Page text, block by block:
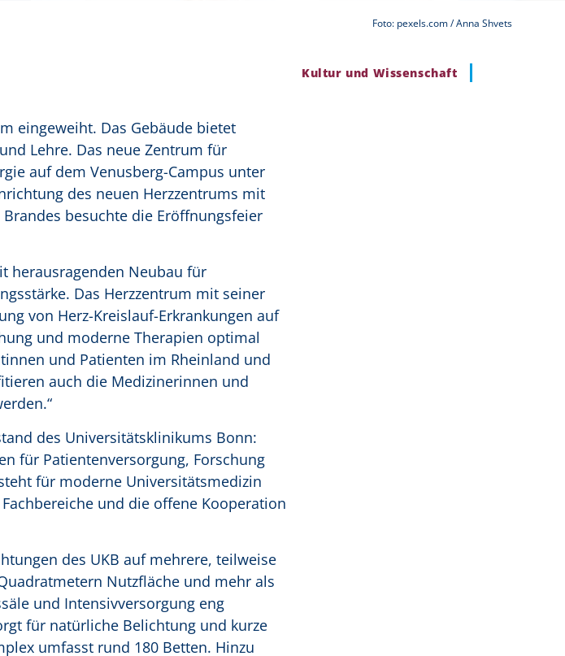
Foto: pexels.com / Anna Shvets
Kultur und Wissenschaft
eingeweiht. Das Gebäude bietet
Lehre. Das neue Zentrum für
auf dem Venusberg-Campus unter
des neuen Herzzentrums mit
besuchte die Eröffnungsfeier
herausragenden Neubau für
Das Herzzentrum mit seiner
von Herz-Kreislauf-Erkrankungen auf
und moderne Therapien optimal
und Patienten im Rheinland und
auch die Medizinerinnen und
des Universitätsklinikums Bonn:
für Patientenversorgung, Forschung
für moderne Universitätsmedizin
und die offene Kooperation
des UKB auf mehrere, teilweise
Nutzfläche und mehr als
und Intensivversorgung eng
für natürliche Belichtung und kurze
umfasst rund 180 Betten. Hinzu